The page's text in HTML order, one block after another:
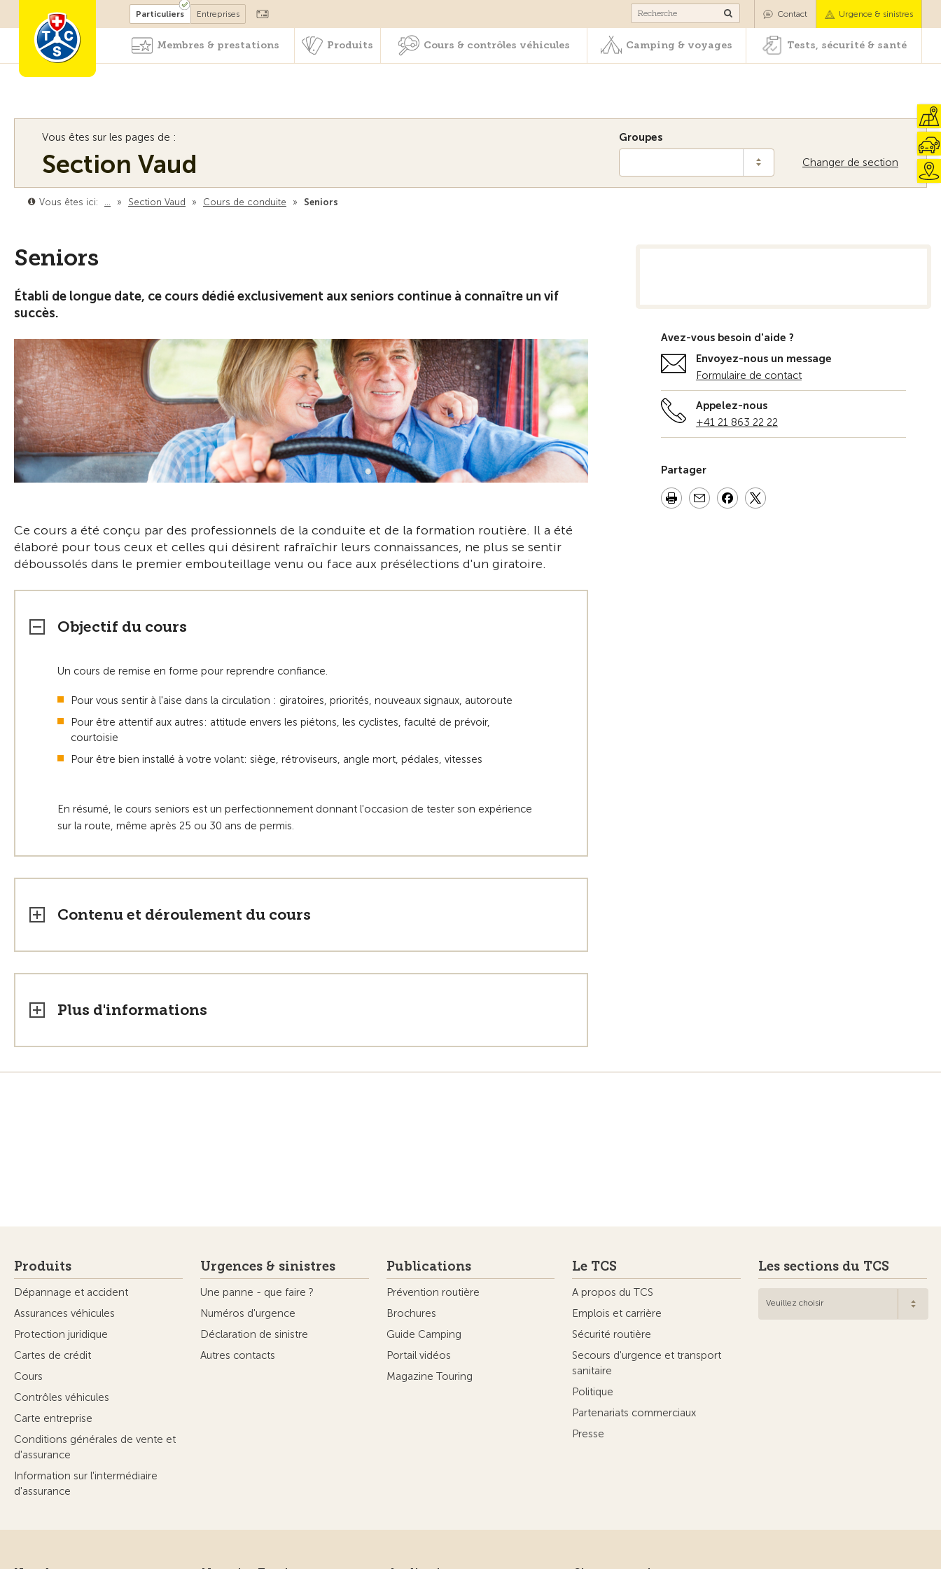
Devenir membre Camping & voyages Tests, sécurité & santé
Particuliers Entreprises Contact Urgence & sinistres
Membres & prestations Produits Cours & contrôles véhicules Camping & voyages Tests, sécurité & santé
Vous êtes sur les pages de :
Section Vaud Changer de section
Groupes
Vous êtes ici: … » Section Vaud » Cours de conduite » Seniors
Seniors
Établi de longue date, ce cours dédié exclusivement aux seniors continue à connaître un vif
succès.
Ce cours a été conçu par des professionnels de la conduite et de la formation routière. Il a été
élaboré pour tous ceux et celles qui désirent rafraîchir leurs connaissances, ne plus se sentir
déboussolés dans le premier embouteillage venu ou face aux présélections d'un giratoire.
Objectif du cours
Un cours de remise en forme pour reprendre confiance.
Pour vous sentir à l'aise dans la circulation : giratoires, priorités, nouveaux signaux, autoroute
Pour être attentif aux autres: attitude envers les piétons, les cyclistes, faculté de prévoir,
courtoisie
Pour être bien installé à votre volant: siège, rétroviseurs, angle mort, pédales, vitesses
En résumé, le cours seniors est un perfectionnement donnant l'occasion de tester son expérience
sur la route, même après 25 ou 30 ans de permis.
Contenu et déroulement du cours
Plus d'informations
Avez-vous besoin d'aide ?
Envoyez-nous un message
Formulaire de contact
Appelez-nous
+41 21 863 22 22
Partager
Produits
Dépannage et accident
Assurances véhicules
Protection juridique
Cartes de crédit
Cours
Contrôles véhicules
Carte entreprise
Conditions générales de vente et
d'assurance
Information sur l'intermédiaire
d'assurance
Urgences & sinistres
Une panne - que faire ?
Numéros d'urgence
Déclaration de sinistre
Autres contacts
Publications
Prévention routière
Brochures
Guide Camping
Portail vidéos
Magazine Touring
Le TCS
A propos du TCS
Emplois et carrière
Sécurité routière
Secours d'urgence et transport
sanitaire
Politique
Partenariats commerciaux
Presse
Les sections du TCS
Veuillez choisir